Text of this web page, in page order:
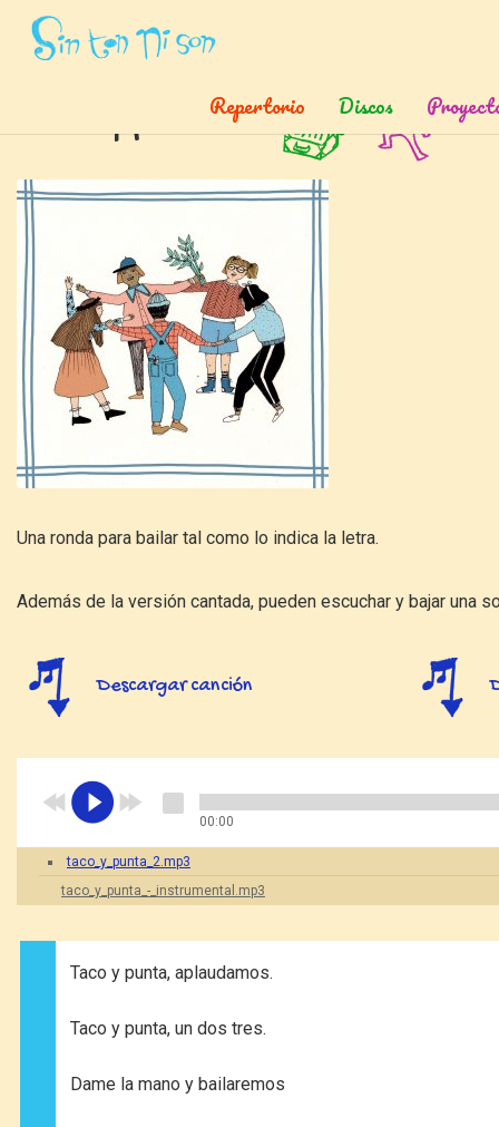
Repertorio Discos
Inicio » Canciones » Taco y Punta
Taco y punta
Una ronda para bailar tal como lo indica la letra.
Además de la versión cantada, pueden escuchar y bajar una
Descargar canción
00:00
taco_y_punta_2.mp3
taco_y_punta_-_instrumental.mp3
Taco y punta, aplaudamos.
Taco y punta, un dos tres.
Dame la mano y bailaremos